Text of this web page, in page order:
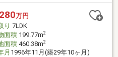
万円
り 7LDK
面積199.77m2
面積460.38m2
月 1996年11月(築29年10ヶ月)